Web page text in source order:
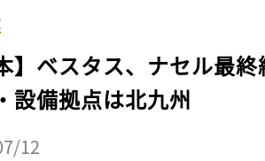
】ベスタス、ナセル最
設備拠点は北九州
12